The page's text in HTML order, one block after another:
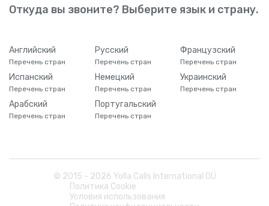
Откуда вы звоните? Выберите язык и страну.
Английский
Перечень стран
Русский
Перечень стран
Французский
Перечень стран
Испанский
Перечень стран
Немецкий
Перечень стран
Украинский
Перечень стран
Арабский
Перечень стран
Португальский
Перечень стран
© 2015 - 2026 Yolla Calls International OÜ
Политика Cookie
Условия использования